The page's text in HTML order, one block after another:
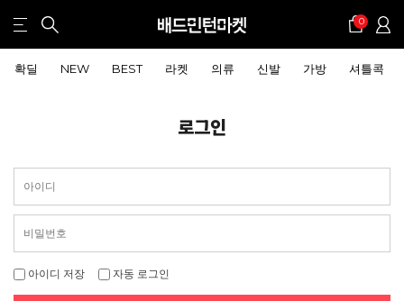
0
확딜 NEW BEST 라켓 의류 신발 가방 셔틀콕
로그인
아이디 저장 자동 로그인